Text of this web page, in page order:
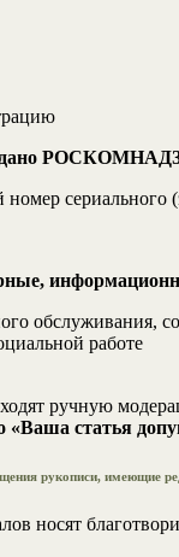
сериального
обслуживания,
работе
ручную
«Ваша статья
рукописи, имеющие
носят